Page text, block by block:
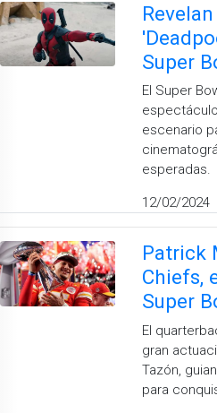
Super
El Super
escenario
esperadas.
12/02/2024
Patrick
Chiefs,
Super
El
gran
Tazón,
para